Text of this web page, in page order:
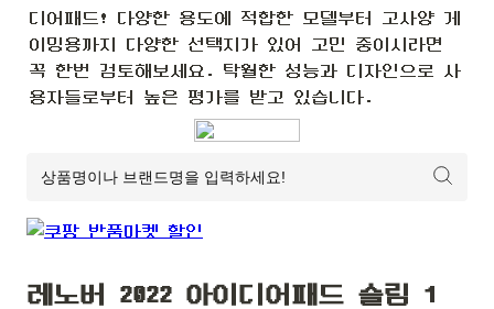
디어패드! 다양한 용도에 적합한 모델부터 고사양 게
이밍용까지 다양한 선택지가 있어 고민 중이시라면
꼭 한번 검토해보세요. 탁월한 성능과 디자인으로 사
용자들로부터 높은 평가를 받고 있습니다.
레노버 2022 아이디어패드 슬림 1